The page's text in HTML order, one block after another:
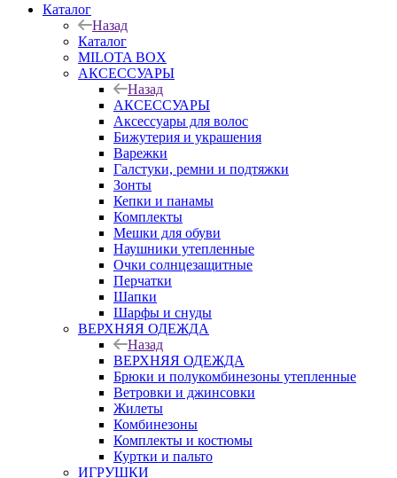
Каталог
Назад
Каталог
MILOTA BOX
АКСЕССУАРЫ
Назад
АКСЕССУАРЫ
Аксессуары для волос
Бижутерия и украшения
Варежки
Галстуки, ремни и подтяжки
Зонты
Кепки и панамы
Комплекты
Мешки для обуви
Наушники утепленные
Очки солнцезащитные
Перчатки
Шапки
Шарфы и снуды
ВЕРХНЯЯ ОДЕЖДА
Назад
ВЕРХНЯЯ ОДЕЖДА
Брюки и полукомбинезоны утепленные
Ветровки и джинсовки
Жилеты
Комбинезоны
Комплекты и костюмы
Куртки и пальто
ИГРУШКИ